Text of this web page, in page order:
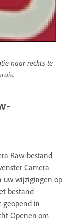
naar rechts te
Raw-bestand
Camera
uw wijzigingen op
bestand
geopend in
Openen om